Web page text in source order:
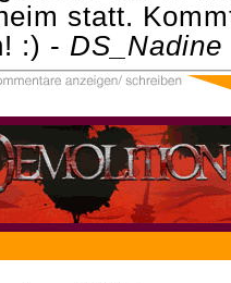
statt.
:) - DS_Nadine